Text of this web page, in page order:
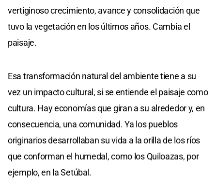
vertiginoso crecimiento, avance y consolidación que
tuvo la vegetación en los últimos años. Cambia el
paisaje.
Esa transformación natural del ambiente tiene a su
vez un impacto cultural, si se entiende el paisaje como
cultura. Hay economías que giran a su alrededor y, en
consecuencia, una comunidad. Ya los pueblos
originarios desarrollaban su vida a la orilla de los ríos
que conforman el humedal, como los Quiloazas, por
ejemplo, en la Setúbal.